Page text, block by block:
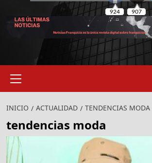
primario
INICIO ACTUALIDAD TENDENCIAS MODA
tendencias moda